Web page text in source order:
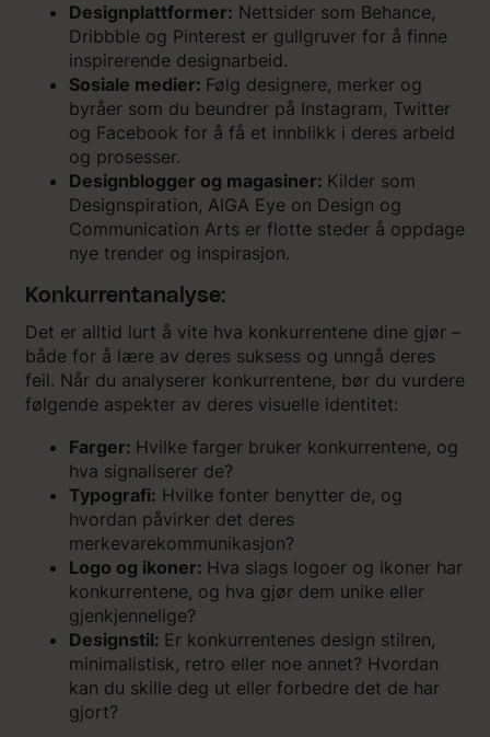
Designplattformer: Nettsider som Behance,
Dribbble og Pinterest er gullgruver for å finne
inspirerende designarbeid.
Sosiale medier: Følg designere, merker og
byråer som du beundrer på Instagram, Twitter
og Facebook for å få et innblikk i deres arbeid
og prosesser.
Designblogger og magasiner: Kilder som
Designspiration, AIGA Eye on Design og
Communication Arts er flotte steder å oppdage
nye trender og inspirasjon.
Konkurrentanalyse:
Det er alltid lurt å vite hva konkurrentene dine gjør –
både for å lære av deres suksess og unngå deres
feil. Når du analyserer konkurrentene, bør du vurdere
følgende aspekter av deres visuelle identitet:
Farger: Hvilke farger bruker konkurrentene, og
hva signaliserer de?
Typografi: Hvilke fonter benytter de, og
hvordan påvirker det deres
merkevarekommunikasjon?
Logo og ikoner: Hva slags logoer og ikoner har
konkurrentene, og hva gjør dem unike eller
gjenkjennelige?
Designstil: Er konkurrentenes design stilren,
minimalistisk, retro eller noe annet? Hvordan
kan du skille deg ut eller forbedre det de har
gjort?